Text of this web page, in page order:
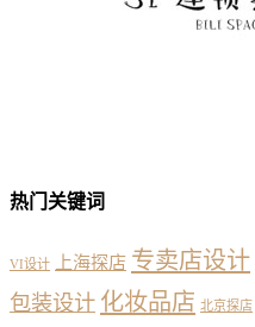
热门关键词
VI设计 上海探店 专卖店设计
包装设计 化妆品店 北京探店